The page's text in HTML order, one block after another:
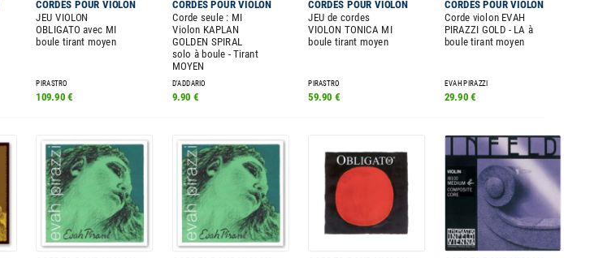
CORDES POUR VIOLON CORDES POUR VIOLON CORDES POUR VIOLON CORDES POUR VIOLON
JEU VIOLON
OBLIGATO avec MI
boule tirant moyen
Corde seule : MI
Violon KAPLAN
GOLDEN SPIRAL
solo à boule - Tirant
MOYEN
JEU de cordes
VIOLON TONICA MI
boule tirant moyen
Corde violon EVAH
PIRAZZI GOLD - LA à
boule tirant moyen
PIRASTRO D'ADDARIO PIRASTRO EVAH PIRAZZI
109.90 € 9.90 € 59.90 € 29.90 €